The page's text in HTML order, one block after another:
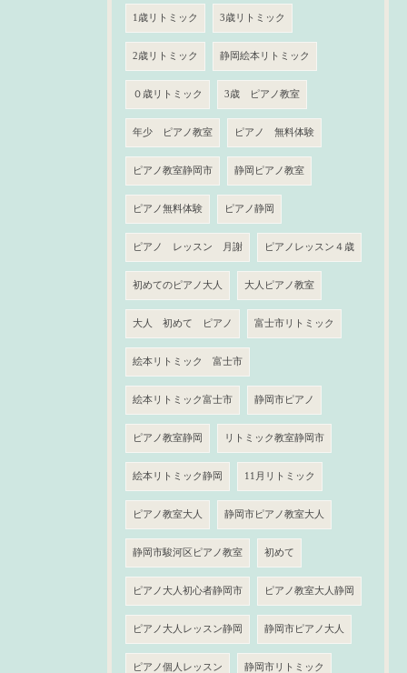
1歳リトミック 3歳リトミック
2歳リトミック 静岡絵本リトミック
０歳リトミック 3歳 ピアノ教室
年少 ピアノ教室 ピアノ 無料体験
ピアノ教室静岡市 静岡ピアノ教室
ピアノ無料体験 ピアノ静岡
ピアノ レッスン 月謝 ピアノレッスン４歳
初めてのピアノ大人 大人ピアノ教室
大人 初めて ピアノ 富士市リトミック
絵本リトミック 富士市
絵本リトミック富士市 静岡市ピアノ
ピアノ教室静岡 リトミック教室静岡市
絵本リトミック静岡 11月リトミック
ピアノ教室大人 静岡市ピアノ教室大人
静岡市駿河区ピアノ教室 初めて
ピアノ大人初心者静岡市 ピアノ教室大人静岡
ピアノ大人レッスン静岡 静岡市ピアノ大人
ピアノ個人レッスン 静岡市リトミック